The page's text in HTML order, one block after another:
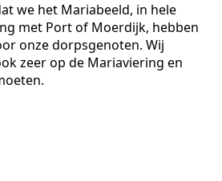
we het Mariabeeld, in hele
met Port of Moerdijk, hebben
onze dorpsgenoten. Wij
zeer op de Mariaviering en